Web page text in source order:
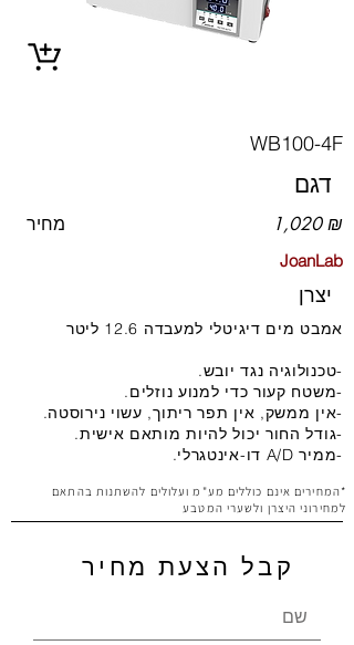
WB100-4F
דגם
מחיר 1,020 ₪
JoanLab
יצרן
אמבט מים דיגיטלי למעבדה 12.6 ליטר
-טכנולוגיה נגד יובש.
-משטח קעור כדי למנוע נוזלים.
-אין ממשק, אין תפר ריתוך, עשוי נירוסטה.
-גודל החור יכול להיות מותאם אישית.
-ממיר A/D דו-אינטגרלי.
*המחירים אינם כוללים מע"מ ועלולים להשתנות בהתאם
למחירוני היצרן ולשערי המטבע
קבל הצעת מחיר